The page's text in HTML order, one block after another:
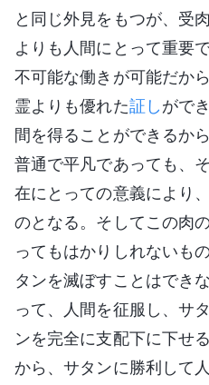
と同じ外見をもつが、受
よりも人間にとって重要
不可能な働きが可能だか
霊よりも優れた証しがで
間を得ることができるか
普通で平凡であっても、
在にとっての意義により
のとなる。そしてこの肉
ってもはかりしれないも
タンを滅ぼすことはでき
って、人間を征服し、サ
ンを完全に支配下に下せ
から、サタンに勝利して